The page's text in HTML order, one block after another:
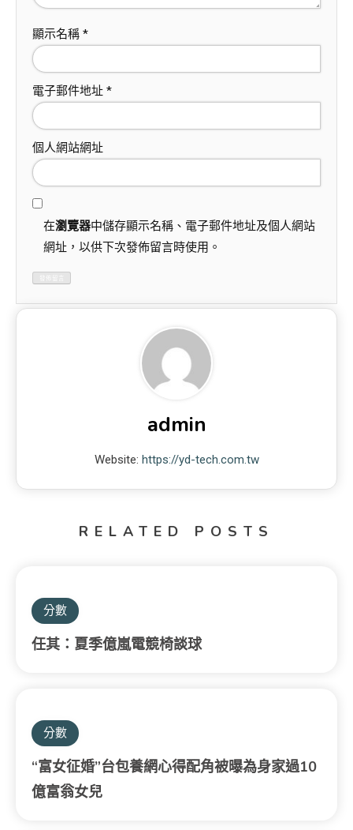
顯示名稱 *
電子郵件地址 *
個人網站網址
在瀏覽器中儲存顯示名稱、電子郵件地址及個人網站
網址，以供下次發佈留言時使用。
admin
Website: https://yd-tech.com.tw
RELATED POSTS
分數
任其：夏季億嵐電競椅談球
分數
“富女征婚”台包養網心得配角被曝為身家過10
億富翁女兒